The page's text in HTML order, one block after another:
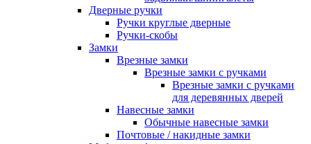
Дверные ручки
Ручки круглые дверные
Ручки-скобы
Замки
Врезные замки
Врезные замки с ручками
Врезные замки с ручками
для деревянных дверей
Навесные замки
Обычные навесные замки
Почтовые / накидные замки